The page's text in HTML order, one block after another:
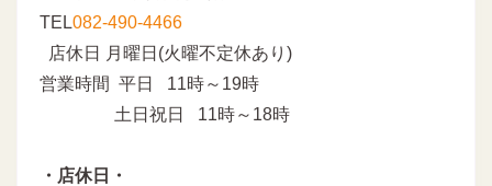
TEL082-490-4466
店休日 月曜日(火曜不定休あり)
営業時間 平日 11時～19時
土日祝日 11時～18時
・店休日・